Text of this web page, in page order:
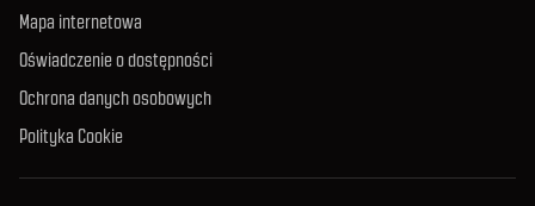
Mapa internetowa
Oświadczenie o dostępności
Ochrona danych osobowych
Polityka Cookie